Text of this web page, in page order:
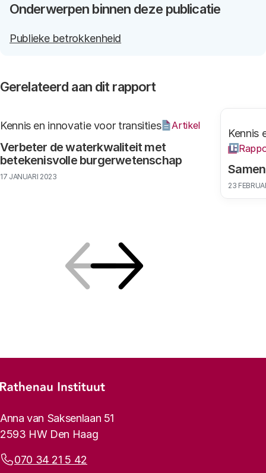
Onderwerpen binnen deze publicatie
Publieke betrokkenheid
Gerelateerd aan dit rapport
Verbeter de waterkwaliteit met
betekenisvolle burgerwetenschap
Kennis en innovatie voor transities Artikel
17 JANUARI 2023
Kennis
23
Footer-menu
Rathenau logo, naar de homepage
Contactinformatie
Anna van Saksenlaan 51
2593 HW Den Haag
Telefoonnummer:
070 34 21 5 42